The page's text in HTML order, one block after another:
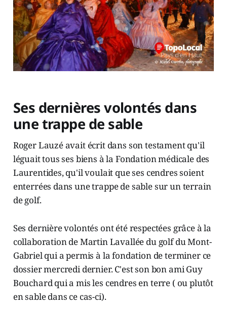
Ses dernières volontés dans
une trappe de sable
Roger Lauzé avait écrit dans son testament qu'il
léguait tous ses biens à la Fondation médicale des
Laurentides, qu'il voulait que ses cendres soient
enterrées dans une trappe de sable sur un terrain
de golf.
Ses dernière volontés ont été respectées grâce à la
collaboration de Martin Lavallée du golf du Mont-
Gabriel qui a permis à la fondation de terminer ce
dossier mercredi dernier. C'est son bon ami Guy
Bouchard qui a mis les cendres en terre ( ou plutôt
en sable dans ce cas-ci).